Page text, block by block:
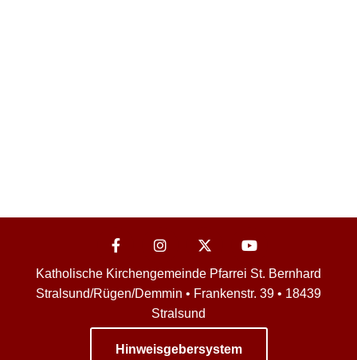
Katholische Kirchengemeinde Pfarrei St. Bernhard
Stralsund/Rügen/Demmin • Frankenstr. 39 • 18439
Stralsund
Hinweisgebersystem